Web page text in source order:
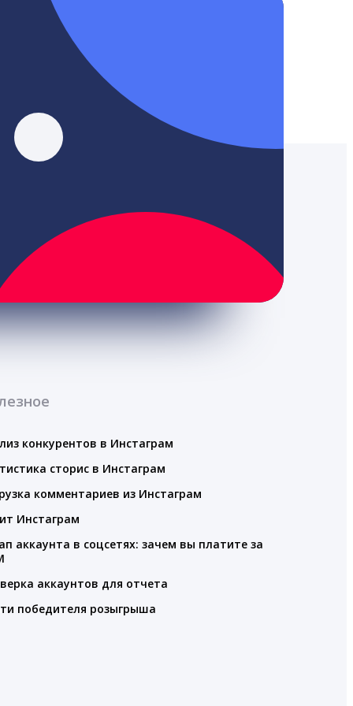
конкурентов в Инстаграм
сторис в Инстаграм
комментариев из Инстаграм
Инстаграм
аккаунта в соцсетях: зачем вы платите за
аккаунтов для отчета
победителя розыгрыша